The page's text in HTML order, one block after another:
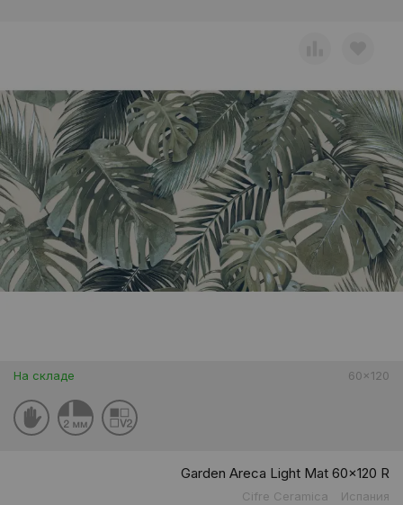
На складе 60x120
Garden Areca Light Mat 60x120 R
Cifre Ceramica Испания